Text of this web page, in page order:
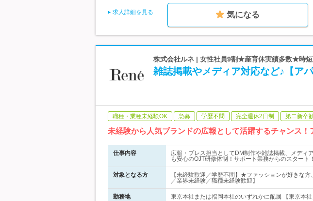
求人詳細を見る 気になる
株式会社ルネ | 女性社員9割★産育休実績多数★時
雑誌掲載やメディア対応など♪【
職種・業種未経験OK 急募 学歴不問 完全週休2日制 第二新卒
未経験から人気ブランドの広報として活躍するチャンス
仕事内容
広報・プレス担当としてDM制作や雑誌掲載、メデ
も安心のOJT研修体制！サポート業務からのスタート！
対象となる方
【未経験歓迎／学歴不問】★ファッションが好きな
／業界未経験／職種未経験歓迎】
勤務地 東京本社または福岡本社のいずれかに配属 【東京本